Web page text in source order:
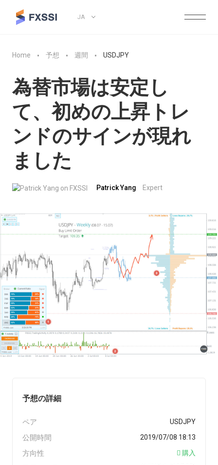
JA
Home 予想 週間 USDJPY
為替市場は安定し
て、初めの上昇トレ
ンドのサインが現れ
ました
Patrick Yang Expert
予想の詳細
ペア USDJPY
公開時間 2019/07/08 18:13
方向性 購入